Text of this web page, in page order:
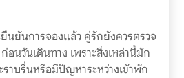
นยันการจองแล้ว คู่รักยังควรตรวจ
อนวันเดินทาง เพราะสิ่งเหล่านี้มัก
าบรื่นหรือมีปัญหาระหว่างเข้าพัก